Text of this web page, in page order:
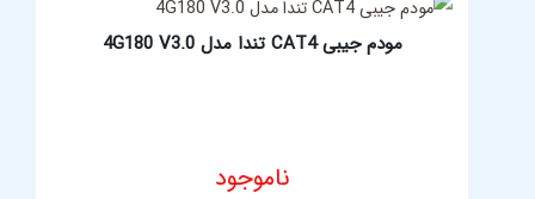
مودم جیبی CAT4 تندا مدل 4G180 V3.0
ناموجود